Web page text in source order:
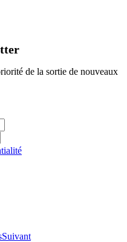
de la sortie de nouveaux
Suivant